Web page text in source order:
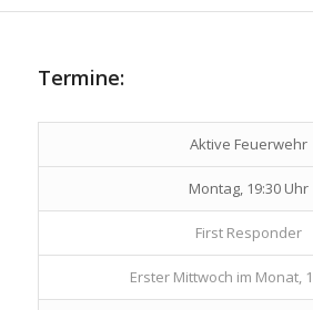
Termine:
Aktive Feuerwehr
Montag, 19:30 Uhr
First Responder
Erster Mittwoch im Monat,